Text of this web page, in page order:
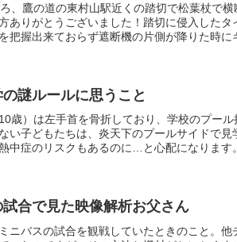
、鷹の道の東村山駅近くの踏切で松葉杖で
ありがとうございました！踏切に侵入した
把握出来ておらず遮断機の片側が降りた時に
謎ルールに思うこと
歳）は左手首を骨折しており、学校のプー
い子どもたちは、炎天下のプールサイドで
中症のリスクもあるのに…と心配になります
試合で見た映像解析お父さん
ニバスの試合を観戦していたときのこと。